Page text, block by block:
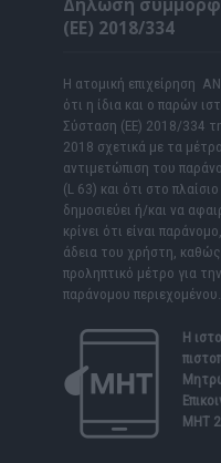
Δήλωση
(ΕΕ) 2018/334
Η ατομική επιχείρηση
ότι η ίδια και ο παρών
Σύσταση (ΕΕ) 2018/334
2018 σχετικά με τα
αντιμετώπιση του
(L 63) και ότι στο
δημοσιεύει ή/και να
κρίνει ότι είναι
άδεια του χρήστη, καθώς
προληπτικό μέτρο για
παράνομου περιεχομένου.
Η
ΜΗΤ